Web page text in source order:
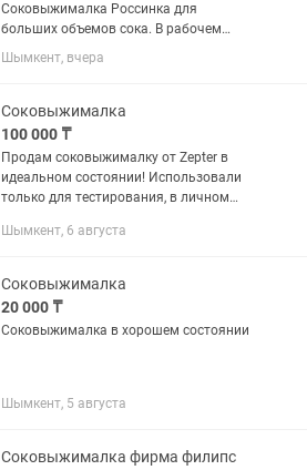
Соковыжималка Россинка для
больших объемов сока. В рабочем
отличном состоянии
Шымкент, вчера
Соковыжималка
100 000 ₸
Продам соковыжималку от Zepter в
идеальном состоянии! Использовали
только для тестирования, в личном
всё отлично. Окончательная цена
Шымкент, 6 августа
Соковыжималка
20 000 ₸
Соковыжималка в хорошем состоянии
Шымкент, 5 августа
Соковыжималка фирма филипс